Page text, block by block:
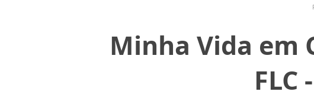
Minha Vida em